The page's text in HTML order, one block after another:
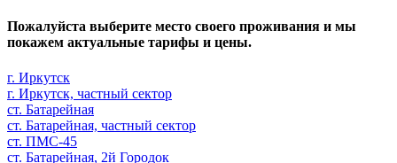
Пожалуйста выберите место своего проживания и мы
покажем актуальные тарифы и цены.
г. Иркутск
г. Иркутск, частный сектор
ст. Батарейная
ст. Батарейная, частный сектор
ст. ПМС-45
ст. Батарейная, 2й Городок